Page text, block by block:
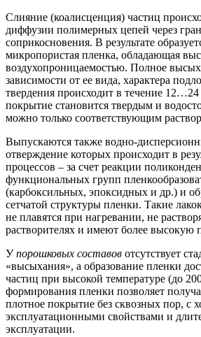
Слияние (коалисценция) частиц
диффузии полимерных цепей через
соприкосновения. В результате
микропористая пленка, обладающая
воздухопроницаемостью. Полное
зависимости от ее вида, характера
твердения происходит в течение
покрытие становится твердым и
можно только соответствующим
Выпускаются также водно-
отверждение которых происходит в
процессов – за счет реакции
функциональных групп
(карбоксильных, эпоксидных и др.) и
сетчатой структуры пленки. Такие
не плавятся при нагревании, не
растворителях и имеют более высокую
Упорошковых составов отсутствует
«высыхания», а образование пленки
частиц при высокой температуре (до
формирования пленки позволяет
плотное покрытие без сквозных пор, с
эксплуатационными свойствами и
эксплуатации.